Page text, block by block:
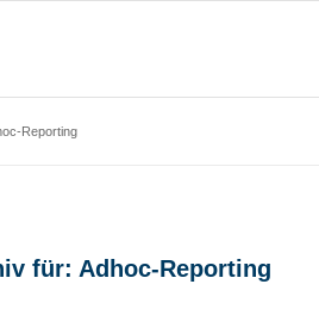
Reporting
für: Adhoc-Reporting